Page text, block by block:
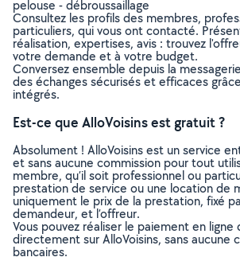
pelouse - débroussaillage
Consultez les profils des membres,
particuliers, qui vous ont contacté.
réalisation, expertises, avis : trouvez
votre demande et à votre budget.
Conversez ensemble depuis la
des échanges sécurisés et efficaces
intégrés.
Est-ce que AlloVoisins est gratuit ?
Absolument ! AlloVoisins est un service
et sans aucune commission pour tout
membre, qu’il soit professionnel ou
prestation de service ou une location de
uniquement le prix de la prestation, fixé
demandeur, et l’offreur.
Vous pouvez réaliser le paiement en
directement sur AlloVoisins, sans aucune
bancaires.